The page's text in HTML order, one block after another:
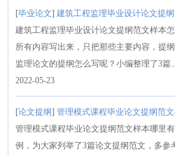
[毕业论文]建筑工程监理毕业设计论文提纲
建筑工程监理毕业设计论文提纲范文样本
所有内容写出来，只把那些主要内容，提
监理论文的提纲怎么写呢？小编整理了3篇...
2022-05-23
[论文提纲]管理模式课程毕业论文提纲范文
管理模式课程毕业论文提纲范文样本哪里
例，为大家列举了3篇论文提纲范文，多